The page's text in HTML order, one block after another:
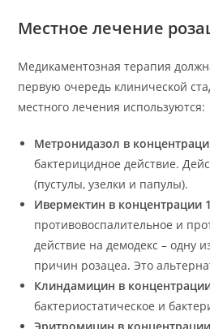
Местное лечение
Медикаментозная терапия
первую очередь клинической
местного лечения используются:
Метронидазол в
бактерицидное действие.
(пустулы, узелки и папулы).
Ивермектин в концентрации
противовоспалительное и
действие на демодекс – одну
причин розацеа. Это
Клиндамицин в
бактериостатическое и